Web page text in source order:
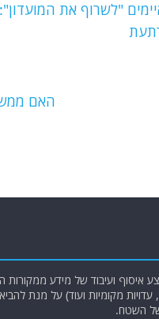
er
e
"לשרוף את
האם
ועיבוד של מידע ממקורות
עדויות מקומיות ועוד) על מנת
של השטח.